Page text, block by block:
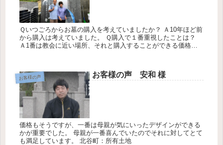
Ｑいつごろからお墓の購入を考えていましたか？ Ａ10年ほど前
から購入は考えていました。 Ｑ購入で１番重視したことは？
Ａ1番は教会に近い場所、それと購入することができる価格も
お客様の声 お客様の声 安和 様
価格もそうですが、一番は母親が気にいったデザインができる
かが重要でした。 母親が一番喜んでいたのでそれに対してとて
も満足しています。 北谷町：所有土地